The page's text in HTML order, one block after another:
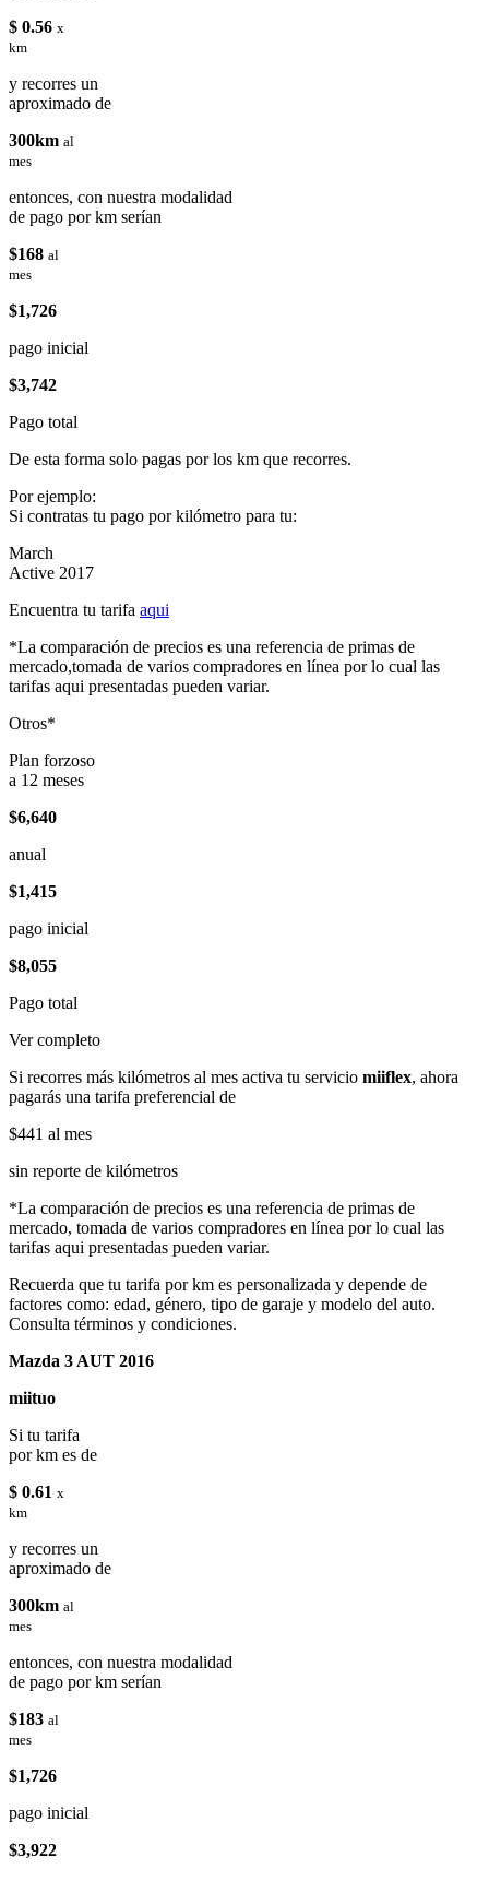
$ 0.56 x
km
y recorres un
aproximado de
300km al
mes
entonces, con nuestra modalidad
de pago por km serían
$168 al
mes
$1,726
pago inicial
$3,742
Pago total
De esta forma solo pagas por los km que recorres.
Por ejemplo:
Si contratas tu pago por kilómetro para tu:
March
Active 2017
Encuentra tu tarifa aqui
*La comparación de precios es una referencia de primas de
mercado,tomada de varios compradores en línea por lo cual las
tarifas aqui presentadas pueden variar.
Otros*
Plan forzoso
a 12 meses
$6,640
anual
$1,415
pago inicial
$8,055
Pago total
Ver completo
Si recorres más kilómetros al mes activa tu servicio miiflex, ahora
pagarás una tarifa preferencial de
$441 al mes
sin reporte de kilómetros
*La comparación de precios es una referencia de primas de
mercado, tomada de varios compradores en línea por lo cual las
tarifas aqui presentadas pueden variar.
Recuerda que tu tarifa por km es personalizada y depende de
factores como: edad, género, tipo de garaje y modelo del auto.
Consulta términos y condiciones.
Mazda 3 AUT 2016
miituo
Si tu tarifa
por km es de
$ 0.61 x
km
y recorres un
aproximado de
300km al
mes
entonces, con nuestra modalidad
de pago por km serían
$183 al
mes
$1,726
pago inicial
$3,922